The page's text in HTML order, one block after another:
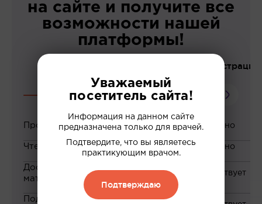
на сайте и получите все
возможности нашей
платформы!
До регистрации
Просмотр вебинаров
Чтение статей
Доступ к закрытым
материалам
Подборка материалов на
Уважаемый
посетитель сайта!
Информация на данном сайте
предназначена только для врачей.
Подтвердите, что вы являетесь
практикующим врачом.
Подтверждаю